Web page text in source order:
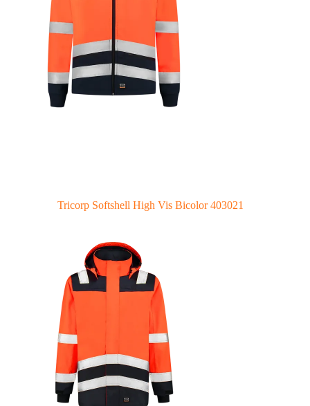
Tricorp Softshell High Vis Bicolor 403021